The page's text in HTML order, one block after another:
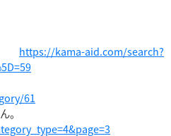
https://kama-aid.com/search?
61